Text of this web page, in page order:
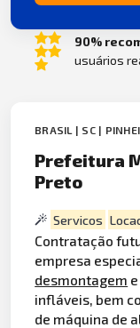
90%
usuários
BRASIL | SC |
Prefeitura
Preto
Servicos
Contratação
empresa
desmontagem
infláveis, bem
de máquina de